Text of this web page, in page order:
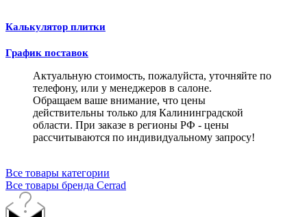
Калькулятор плитки
График поставок
Актуальную стоимость, пожалуйста, уточняйте по
телефону, или у менеджеров в салоне.
Обращаем ваше внимание, что цены
действительны только для Калининградской
области. При заказе в регионы РФ - цены
рассчитываются по индивидуальному запросу!
Все товары категории
Все товары бренда Cerrad